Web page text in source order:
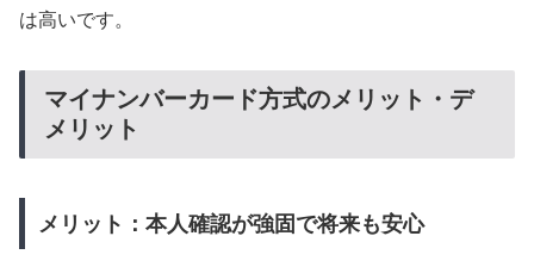
は高いです。
マイナンバーカード方式のメリット・デ
メリット
メリット：本人確認が強固で将来も安心